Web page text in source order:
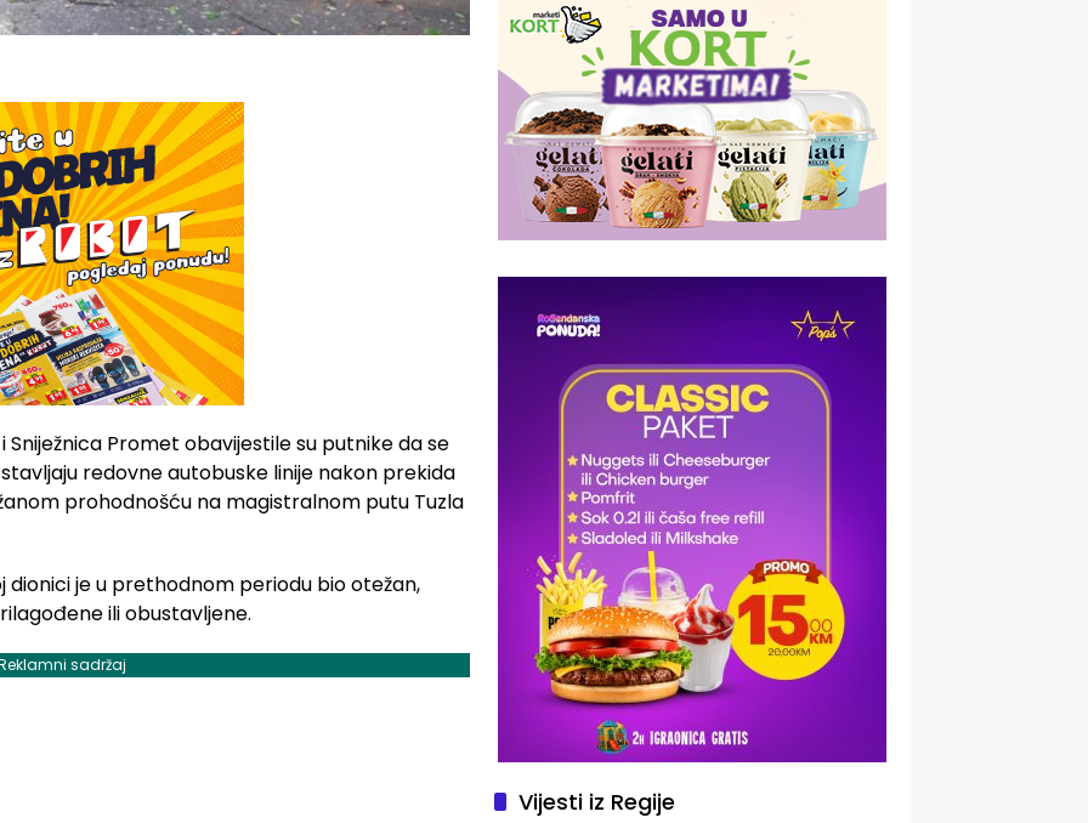
Promet obavijestile su putnike da se
redovne autobuske linije nakon prekida
prohodnošću na magistralnom putu Tuzla
dionici je u prethodnom periodu bio otežan,
ili obustavljene.
sadržaj
Vijesti iz Regije